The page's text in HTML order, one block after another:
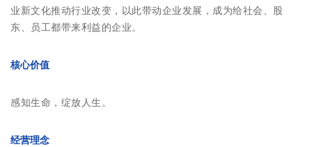
业新文化推动行业改变，以此带动企业发展，成为给社会、股
东、员工都带来利益的企业。
核心价值
感知生命，绽放人生。
经营理念